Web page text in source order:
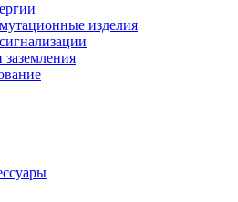
изделия